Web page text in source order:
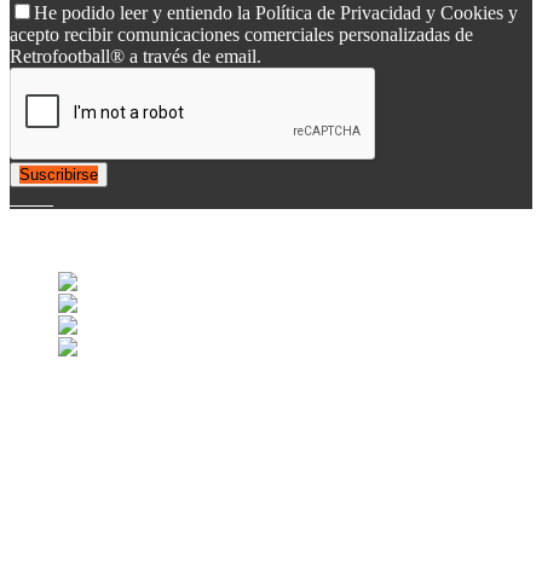
He podido leer y entiendo la Política de Privacidad y Cookies y
acepto recibir comunicaciones comerciales personalizadas de
Retrofootball® a través de email.
Suscribirse